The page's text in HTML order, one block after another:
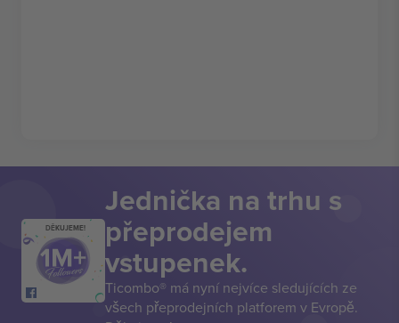
DĚKUJEME!
Jednička na trhu s
přeprodejem
vstupenek.
Ticombo® má nyní nejvíce sledujících ze
všech přeprodejních platforem v Evropě.